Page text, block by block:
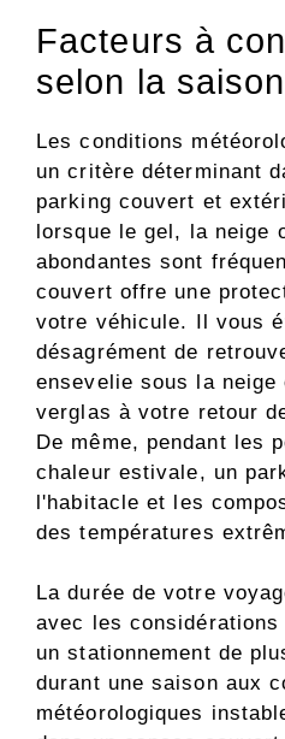
Facteurs à
selon la
Les conditions
un critère déterminant
parking couvert et
lorsque le gel, la neige
abondantes sont
couvert offre une
votre véhicule. Il vous
désagrément de
ensevelie sous la neige
verglas à votre retour
De même, pendant les
chaleur estivale, un
l'habitacle et les
des températures
La durée de votre
avec les
un stationnement de
durant une saison aux
météorologiques